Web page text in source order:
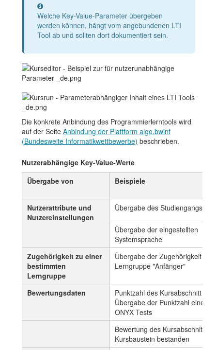
Information
Welche Key-Value-Parameter übergeben
werden können, hängt vom angebundenen LTI
Tool ab und sollten dort dokumentiert sein.
Die konkrete Anbindung des Programmierlerntools wird
auf der Seite Anbindung der Plattform algo.bwinf
(Bundesweite Informatikwettbewerbe) beschrieben.
Nutzerabhängige Key-Value-Werte
Übergabe von
Beispiele
Nutzerattribute und
Nutzereinstellungen
Übergabe des Studiengangs
Übergabe der eingestellten
Systemsprache
Zugehörigkeit zu einer
bestimmten
Lerngruppe
Übergabe der Zugehörigkeit zur
Lerngruppe "Anfänger"
Bewertungsdaten
Punktzahl des Kursabschnitt 1 -
Übergabe der Punktzahl eines
ONYX Tests
Bewertung des Kursabschnitt 2 -
Kursbaustein bestanden